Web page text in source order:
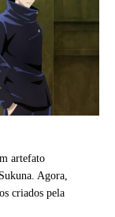
artefato
Agora,
criados pela